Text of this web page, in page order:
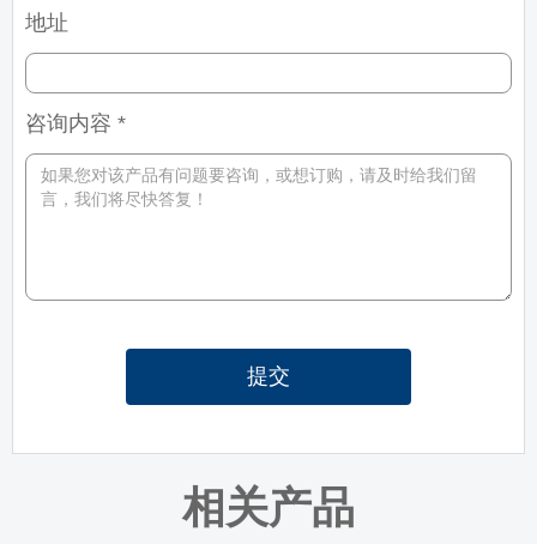
地址
咨询内容 *
提交
相关产品